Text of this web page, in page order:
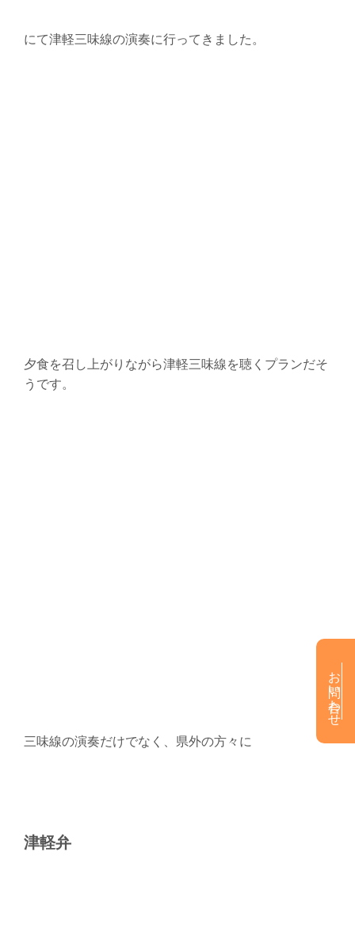
にて津軽三味線の演奏に行ってきました。
夕食を召し上がりながら津軽三味線を聴くプランだそ
うです。
三味線の演奏だけでなく、県外の方々に
津軽弁
お問い合わせ